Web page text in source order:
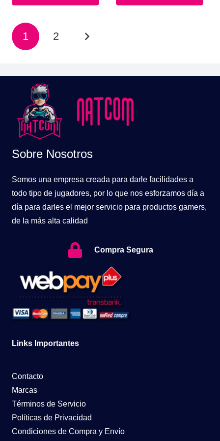
Paginación
de
1 2
Sobre Nosotros
Somos una empresa creada para darle facilidades a
todo tipo de jugadores, por lo que nos esforzamos día a
día para darles el mejor servicio para productos gamers,
de la más alta calidad
Compra Segura
Links Importantes
Contacto
Marcas
Términos de Servicio
Políticas de Privacidad
Condiciones de Compra y Envío